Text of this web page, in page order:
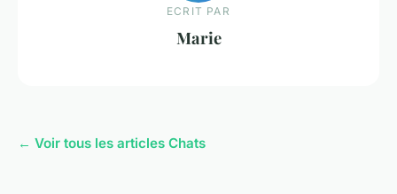
ECRIT PAR
Marie
← Voir tous les articles Chats